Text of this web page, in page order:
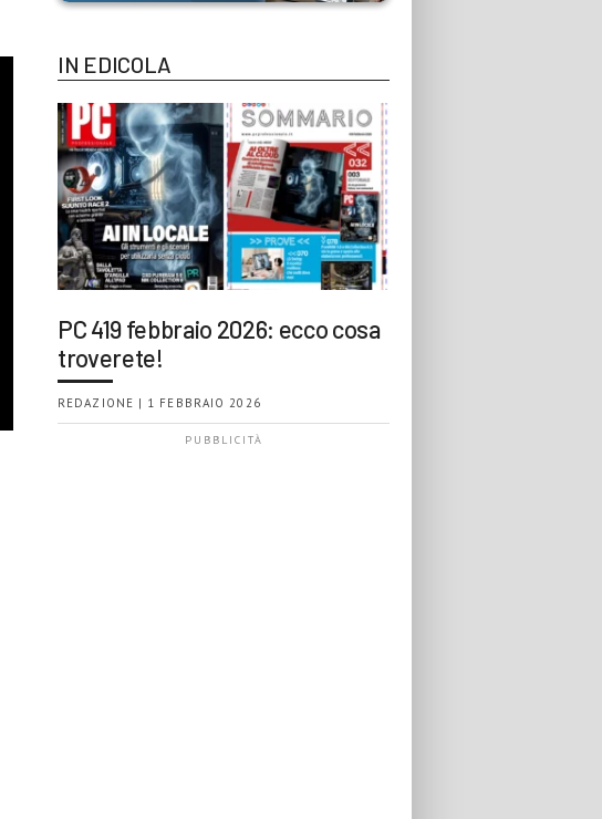
IN EDICOLA
PC 419 febbraio 2026: ecco cosa
troverete!
REDAZIONE | 1 FEBBRAIO 2026